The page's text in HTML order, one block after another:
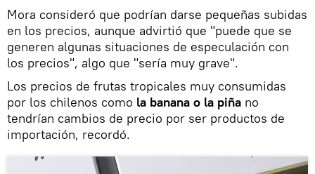
Mora consideró que podrían darse pequeñas subidas
en los precios, aunque advirtió que "puede que se
generen algunas situaciones de especulación con
los precios", algo que "sería muy grave".
Los precios de frutas tropicales muy consumidas
por los chilenos como la banana o la piña no
tendrían cambios de precio por ser productos de
importación, recordó.